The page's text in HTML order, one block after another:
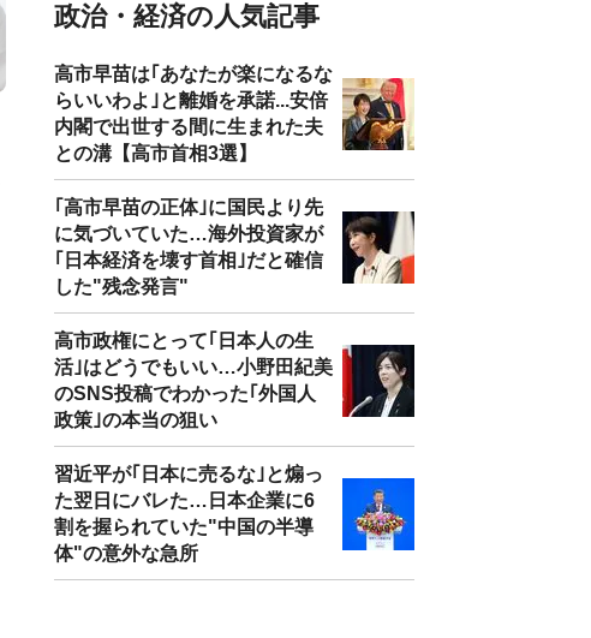
政治・経済の人気記事
高市早苗は｢あなたが楽になるな
らいいわよ｣と離婚を承諾...安倍
内閣で出世する間に生まれた夫
との溝【高市首相3選】
｢高市早苗の正体｣に国民より先
に気づいていた…海外投資家が
｢日本経済を壊す首相｣だと確信
した"残念発言"
高市政権にとって｢日本人の生
活｣はどうでもいい…小野田紀美
のSNS投稿でわかった｢外国人
政策｣の本当の狙い
習近平が｢日本に売るな｣と煽っ
た翌日にバレた…日本企業に6
割を握られていた"中国の半導
体"の意外な急所